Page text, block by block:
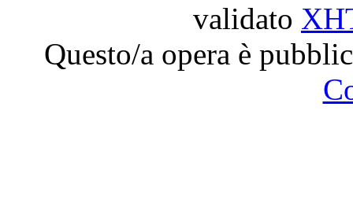
validato
Questo/a opera è